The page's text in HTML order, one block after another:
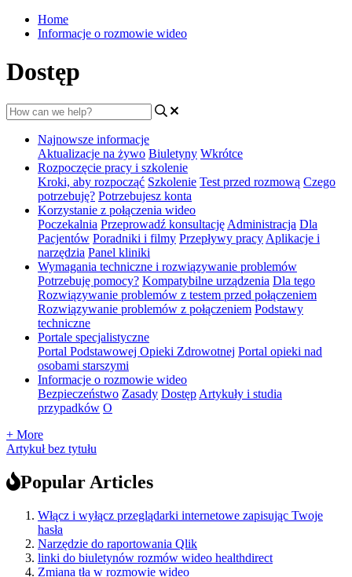
Home
Informacje o rozmowie wideo
Dostęp
Najnowsze informacje
Aktualizacje na żywo Biuletyny Wkrótce
Rozpoczęcie pracy i szkolenie
Kroki, aby rozpocząć Szkolenie Test przed rozmową Czego
potrzebuję? Potrzebujesz konta
Korzystanie z połączenia wideo
Poczekalnia Przeprowadź konsultację Administracja Dla
Pacjentów Poradniki i filmy Przepływy pracy Aplikacje i
narzędzia Panel kliniki
Wymagania techniczne i rozwiązywanie problemów
Potrzebuję pomocy? Kompatybilne urządzenia Dla tego
Rozwiązywanie problemów z testem przed połączeniem
Rozwiązywanie problemów z połączeniem Podstawy
techniczne
Portale specjalistyczne
Portal Podstawowej Opieki Zdrowotnej Portal opieki nad
osobami starszymi
Informacje o rozmowie wideo
Bezpieczeństwo Zasady Dostęp Artykuły i studia
przypadków O
+ More
Artykuł bez tytułu
Popular Articles
Włącz i wyłącz przeglądarki internetowe zapisując Twoje
hasła
Narzędzie do raportowania Qlik
linki do biuletynów rozmów wideo healthdirect
Zmiana tła w rozmowie wideo